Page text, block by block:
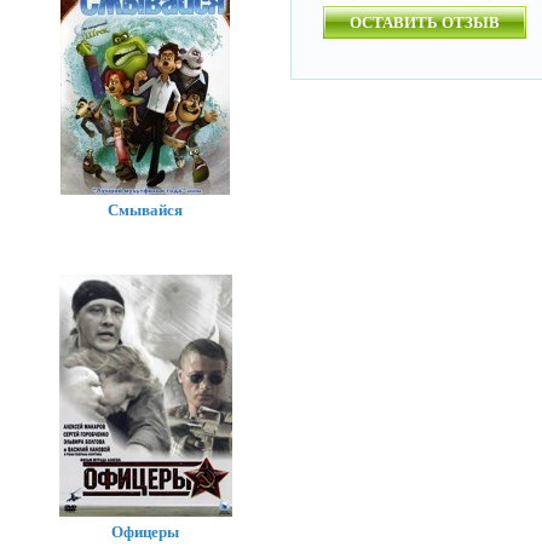
ОСТАВИТЬ ОТЗЫВ
Смывайся
Офицеры